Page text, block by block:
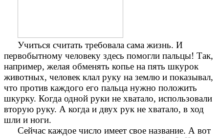
Учиться считать требовала сама жизнь. И
первобытному человеку здесь помогли пальцы! Так,
например, желая обменять копье на пять шкурок
животных, человек клал руку на землю и показывал,
что против каждого его пальца нужно положить
шкурку. Когда одной руки не хватало, использовали
вторую руку. А когда и двух рук не хватало, в ход
шли и ноги.
Сейчас каждое число имеет свое название. А вот